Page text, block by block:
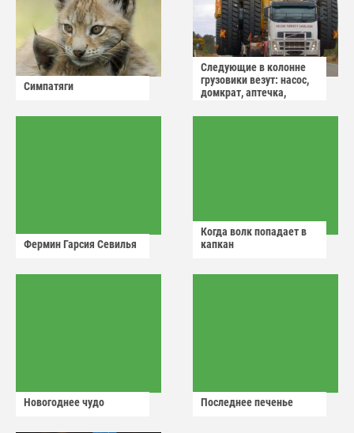
Симпатяги
Следующие в колонне
грузовики везут: насос,
домкрат, аптечка,
Фермин Гарсия Севилья
Когда волк попадает в
капкан
Новогоднее чудо Последнее печенье